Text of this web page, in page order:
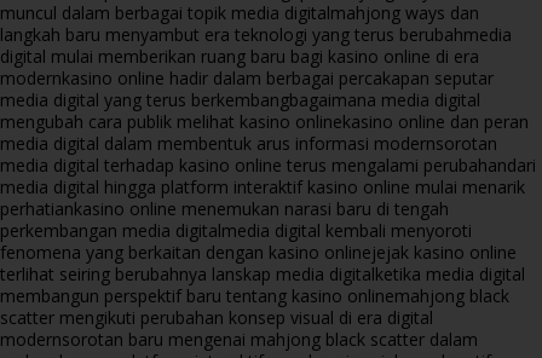
muncul dalam berbagai topik media digitalmahjong ways dan
langkah baru menyambut era teknologi yang terus berubahmedia
digital mulai memberikan ruang baru bagi kasino online di era
modernkasino online hadir dalam berbagai percakapan seputar
media digital yang terus berkembangbagaimana media digital
mengubah cara publik melihat kasino onlinekasino online dan peran
media digital dalam membentuk arus informasi modernsorotan
media digital terhadap kasino online terus mengalami perubahandari
media digital hingga platform interaktif kasino online mulai menarik
perhatiankasino online menemukan narasi baru di tengah
perkembangan media digitalmedia digital kembali menyoroti
fenomena yang berkaitan dengan kasino onlinejejak kasino online
terlihat seiring berubahnya lanskap media digitalketika media digital
membangun perspektif baru tentang kasino onlinemahjong black
scatter mengikuti perubahan konsep visual di era digital
modernsorotan baru mengenai mahjong black scatter dalam